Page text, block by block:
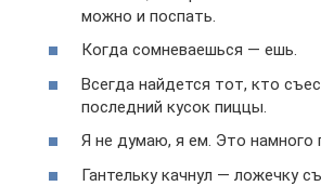
можно и поспать.
Когда сомневаешься — ешь.
Всегда найдется тот, кто
последний кусок пиццы.
Я не думаю, я ем. Это намного
Гантельку качнул — ложечку